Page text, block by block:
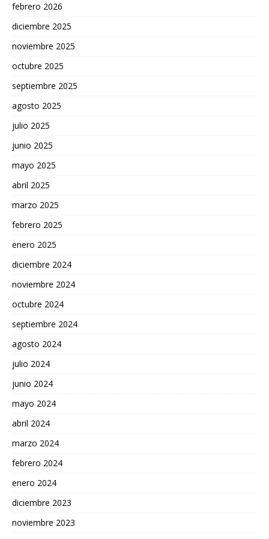
febrero 2026
diciembre 2025
noviembre 2025
octubre 2025
septiembre 2025
agosto 2025
julio 2025
junio 2025
mayo 2025
abril 2025
marzo 2025
febrero 2025
enero 2025
diciembre 2024
noviembre 2024
octubre 2024
septiembre 2024
agosto 2024
julio 2024
junio 2024
mayo 2024
abril 2024
marzo 2024
febrero 2024
enero 2024
diciembre 2023
noviembre 2023